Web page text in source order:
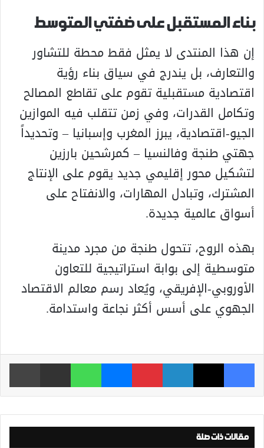
بناء المستقبل على ضفتي المتوسط
إن هذا المنتدى لا يمثل فقط محطة للتشاور
والتعارف، بل يندرج في سياق بناء رؤية
اقتصادية مستقبلية تقوم على تقاطع المصالح
وتكامل القدرات، وفي زمن تتقلب فيه الموازين
الجيو-اقتصادية، يبرز المغرب وإسبانيا – وتحديداً
جهتي طنجة وفالنسيا – كمرشحين بارزين
لتشكيل محور إقليمي جديد يقوم على الإنتاج
المشترك، وتبادل المهارات، والانفتاح على
أسواق عالمية جديدة.
بهذه الروح، تتحول طنجة من مجرد مدينة
متوسطية إلى بوابة استراتيجية للتعاون
الأوروبي-الإفريقي، ويُعاد رسم معالم الاقتصاد
الجهوي على أسس أكثر نجاعة واستدامة.
فيسبوك ‫X لينكدإن بينتيريست ماسنجر واتساب مشاركة عبر البريد
مقالات ذات صلة